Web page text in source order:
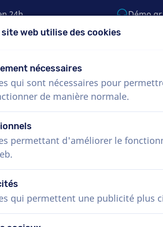
24h Démo
Menu
Procédure Services Nouvelles
web utilise des cookies
nécessaires
qui sont nécessaires pour
de manière normale.
permettant d'améliorer le
qui permettent une publicité plus